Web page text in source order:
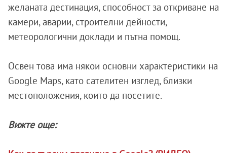
желаната дестинация, способност за откриване на
камери, аварии, строителни дейности,
метеорологични доклади и пътна помощ.
Освен това има някои основни характеристики на
Google Maps, като сателитен изглед, близки
местоположения, които да посетите.
Вижте още: